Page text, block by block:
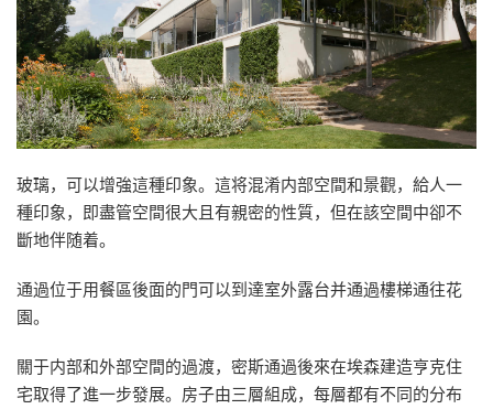
玻璃，可以增強這種印象。這将混淆内部空間和景觀，給人一
種印象，即盡管空間很大且有親密的性質，但在該空間中卻不
斷地伴随着。
通過位于用餐區後面的門可以到達室外露台并通過樓梯通往花
園。
關于内部和外部空間的過渡，密斯通過後來在埃森建造亨克住
宅取得了進一步發展。房子由三層組成，每層都有不同的分布